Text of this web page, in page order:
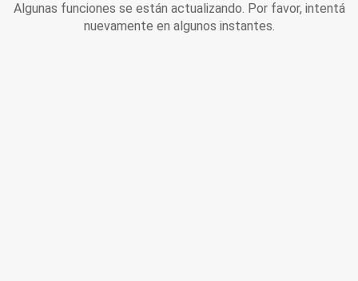
Algunas funciones se están actualizando. Por favor, intentá
nuevamente en algunos instantes.